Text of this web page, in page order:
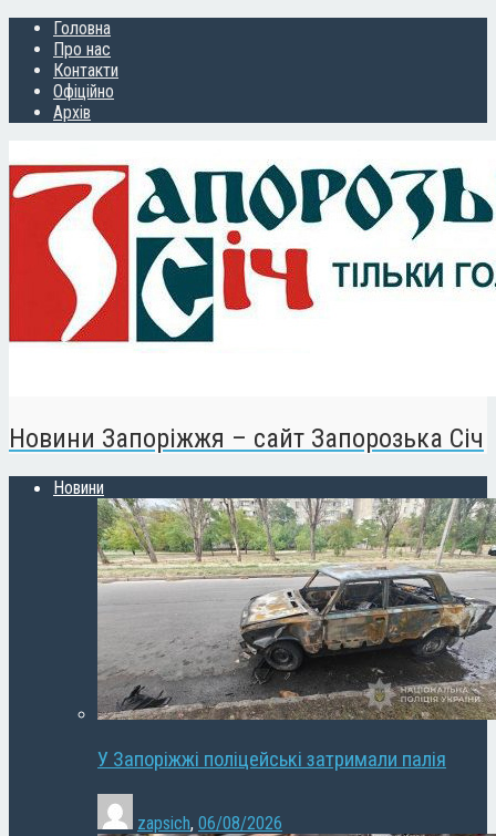
Головна
Про нас
Контакти
Офіційно
Архів
Новини Запоріжжя – сайт Запорозька Січ
Новини
У Запоріжжі поліцейські затримали палія
zapsich, 06/08/2026